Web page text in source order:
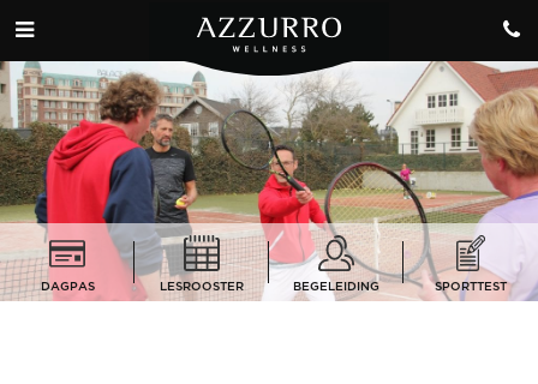
DAGPAS LESROOSTER BEGELEIDING SPORTTEST